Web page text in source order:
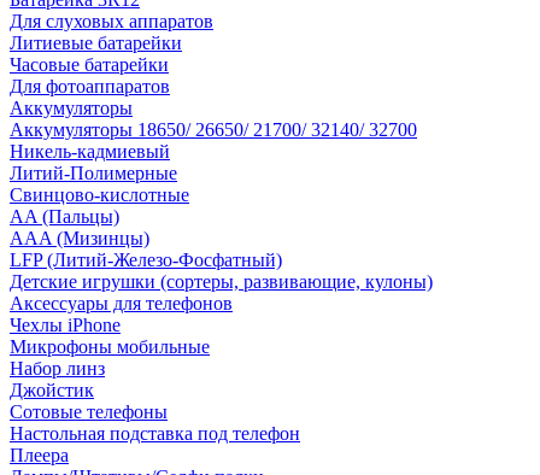
Для слуховых аппаратов
Литиевые батарейки
Часовые батарейки
Для фотоаппаратов
Аккумуляторы
Аккумуляторы 18650/ 26650/ 21700/ 32140/ 32700
Никель-кадмиевый
Литий-Полимерные
Свинцово-кислотные
AA (Пальцы)
AAA (Мизинцы)
LFP (Литий-Железо-Фосфатный)
Детские игрушки (сортеры, развивающие, кулоны)
Аксессуары для телефонов
Чехлы iPhone
Микрофоны мобильные
Набор линз
Джойстик
Сотовые телефоны
Настольная подставка под телефон
Плеера